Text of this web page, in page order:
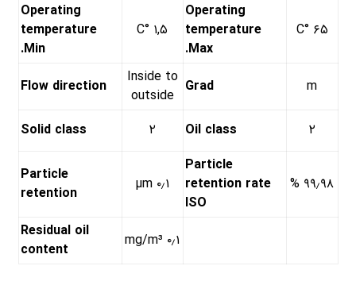
۶۵ °C
Operating
temperature
Max.
۱,۵ °C
Operating
temperature
Min.
m
Grad
Inside to
outside
Flow direction
۲ Oil class ۲ Solid class
۹۹٫۹۸ %
Particle
retention rate
ISO
۰٫۱ µm
Particle
retention
۰٫۱ mg/m³
Residual oil
content